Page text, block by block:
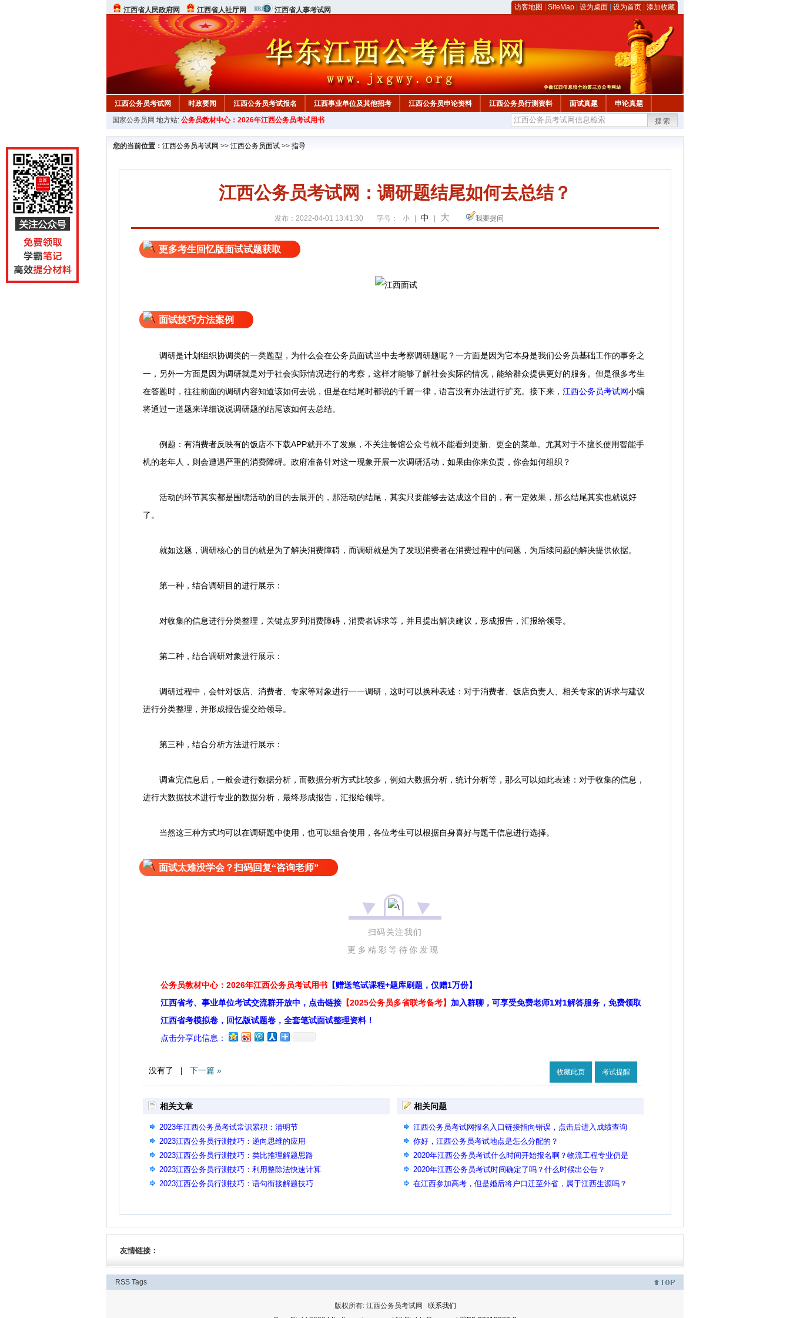
江西省人民政府网 江西省人社厅网 江西省人事考试网 访客地图 SiteMap 设为桌面 设为首页 添加收藏
江西公务员考试网 时政要闻 江西公务员考试报名 江西事业单位及其他招考 江西公务员申论资料 江西公务员行测资料 面试真题 申论真题
行测真题 在线咨询 教材中心
国家公务员网 地方站: 公务员教材中心：2026年江西公务员考试用书 搜索
您的当前位置： 江西公务员考试网 >> 江西公务员面试 >> 指导
江西公务员考试网：调研题结尾如何去总结？
发布：2022-04-01 13:41:30 字号： 小 中 大 我要提问
更多考生回忆版面试试题获取
面试技巧方法案例
调研是计划组织协调类的一类题型，为什么会在公务员面试当中去考察调研题呢？一方面是因为它本身是我们公务员基础工作的事务之
一，另外一方面是因为调研就是对于社会实际情况进行的考察，这样才能够了解社会实际的情况，能给群众提供更好的服务。但是很多考生
在答题时，往往前面的调研内容知道该如何去说，但是在结尾时都说的千篇一律，语言没有办法进行扩充。接下来， 江西公务员考试网小编
将通过一道题来详细说说调研题的结尾该如何去总结。
例题：有消费者反映有的饭店不下载APP就开不了发票，不关注餐馆公众号就不能看到更新、更全的菜单。尤其对于不擅长使用智能手
机的老年人，则会遭遇严重的消费障碍。政府准备针对这一现象开展一次调研活动，如果由你来负责，你会如何组织？
活动的环节其实都是围绕活动的目的去展开的，那活动的结尾，其实只要能够去达成这个目的，有一定效果，那么结尾其实也就说好
了。
就如这题，调研核心的目的就是为了解决消费障碍，而调研就是为了发现消费者在消费过程中的问题，为后续问题的解决提供依据。
第一种，结合调研目的进行展示：
对收集的信息进行分类整理，关键点罗列消费障碍，消费者诉求等，并且提出解决建议，形成报告，汇报给领导。
第二种，结合调研对象进行展示：
调研过程中，会针对饭店、消费者、专家等对象进行一一调研，这时可以换种表述：对于消费者、饭店负责人、相关专家的诉求与建议
进行分类整理，并形成报告提交给领导。
第三种，结合分析方法进行展示：
调查完信息后，一般会进行数据分析，而数据分析方式比较多，例如大数据分析，统计分析等，那么可以如此表述：对于收集的信息，
进行大数据技术进行专业的数据分析，最终形成报告，汇报给领导。
当然这三种方式均可以在调研题中使用，也可以组合使用，各位考生可以根据自身喜好与题干信息进行选择。
面试太难没学会？扫码回复“咨询老师”
扫码关注我们
更多精彩等待你发现
公务员教材中心：2026年江西公务员考试用书 【赠送笔试课程+题库刷题，仅赠1万份】
江西省考、事业单位考试交流群开放中，点击链接 【2025公务员多省联考备考】 加入群聊，可享受免费老师1对1解答服务，免费领取
江西省考模拟卷，回忆版试题卷，全套笔试面试整理资料！
点击分享此信息：
没有了 | 下一篇 » 收藏此页 考试提醒
相关文章
2023年江西公务员考试常识累积：清明节
2023江西公务员行测技巧：逆向思维的应用
2023江西公务员行测技巧：类比推理解题思路
2023江西公务员行测技巧：利用整除法快速计算
2023江西公务员行测技巧：语句衔接解题技巧
相关问题
江西公务员考试网报名入口链接指向错误，点击后进入成绩查询
入口相同页面
你好，江西公务员考试地点是怎么分配的？
2020年江西公务员考试什么时间开始报名啊？物流工程专业仍是
属工商管理吗
2020年江西公务员考试时间确定了吗？什么时候出公告？
在江西参加高考，但是婚后将户口迁至外省，属于江西生源吗？
友情链接：
RSS Tags
版权所有: 江西公务员考试网 联系我们